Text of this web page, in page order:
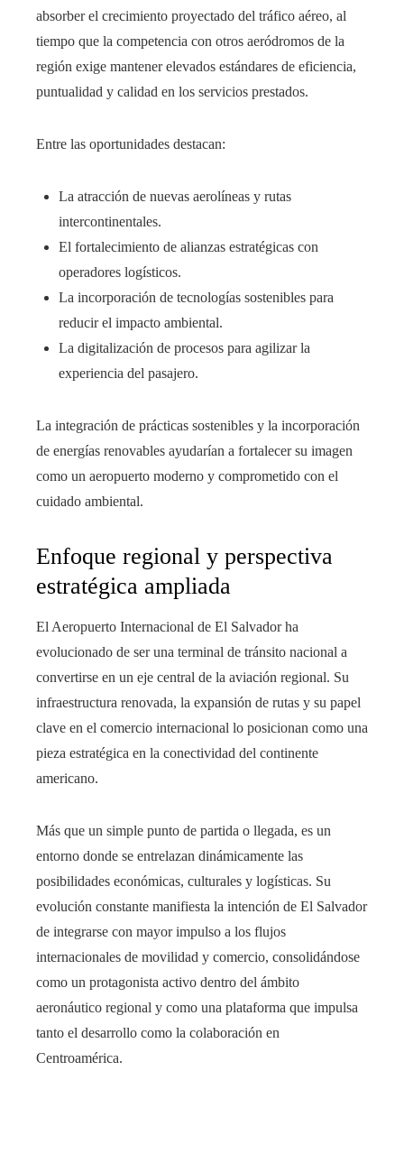
absorber el crecimiento proyectado del tráfico aéreo, al
tiempo que la competencia con otros aeródromos de la
región exige mantener elevados estándares de eficiencia,
puntualidad y calidad en los servicios prestados.
Entre las oportunidades destacan:
La atracción de nuevas aerolíneas y rutas
intercontinentales.
El fortalecimiento de alianzas estratégicas con
operadores logísticos.
La incorporación de tecnologías sostenibles para
reducir el impacto ambiental.
La digitalización de procesos para agilizar la
experiencia del pasajero.
La integración de prácticas sostenibles y la incorporación
de energías renovables ayudarían a fortalecer su imagen
como un aeropuerto moderno y comprometido con el
cuidado ambiental.
Enfoque regional y perspectiva
estratégica ampliada
El Aeropuerto Internacional de El Salvador ha
evolucionado de ser una terminal de tránsito nacional a
convertirse en un eje central de la aviación regional. Su
infraestructura renovada, la expansión de rutas y su papel
clave en el comercio internacional lo posicionan como una
pieza estratégica en la conectividad del continente
americano.
Más que un simple punto de partida o llegada, es un
entorno donde se entrelazan dinámicamente las
posibilidades económicas, culturales y logísticas. Su
evolución constante manifiesta la intención de El Salvador
de integrarse con mayor impulso a los flujos
internacionales de movilidad y comercio, consolidándose
como un protagonista activo dentro del ámbito
aeronáutico regional y como una plataforma que impulsa
tanto el desarrollo como la colaboración en
Centroamérica.